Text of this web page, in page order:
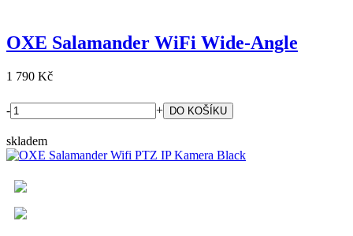
OXE Salamander WiFi Wide-Angle
1 790 Kč
- +
skladem